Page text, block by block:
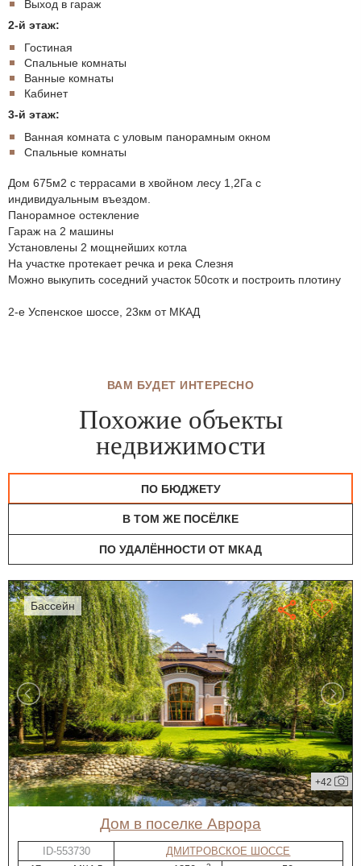
Выход в гараж
2-й этаж:
Гостиная
Спальные комнаты
Ванные комнаты
Кабинет
3-й этаж:
Ванная комната с уловым панорамным окном
Спальные комнаты
Дом 675м2 с террасами в хвойном лесу 1,2Га с
индивидуальным въездом.
Панорамное остекление
Гараж на 2 машины
Установлены 2 мощнейших котла
На участке протекает речка и река Слезня
Можно выкупить соседний участок 50сотк и построить плотину
2-е Успенское шоссе, 23км от МКАД
ВАМ БУДЕТ ИНТЕРЕСНО
Похожие объекты
недвижимости
ПО БЮДЖЕТУ
В ТОМ ЖЕ ПОСЁЛКЕ
ПО УДАЛЁННОСТИ ОТ МКАД
бассейн
+42
дом в поселке Аврора
ID-553730
ДМИТРОВСКОЕ ШОССЕ